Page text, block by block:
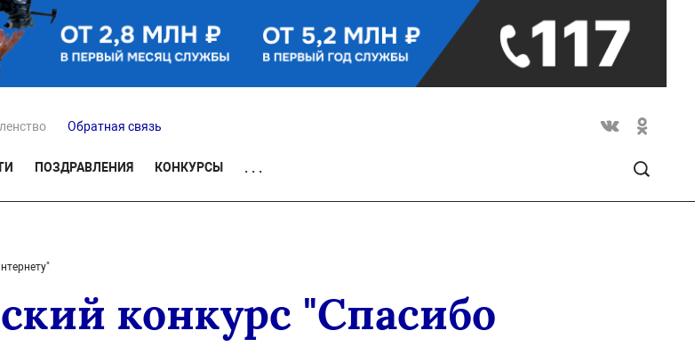
Обратная связь
ПОЗДРАВЛЕНИЯ КОНКУРСЫ . . .
конкурс "Спасибо